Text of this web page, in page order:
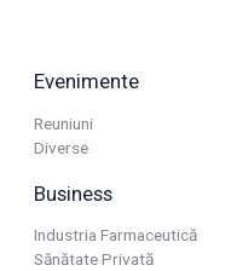
Evenimente
Reuniuni
Diverse
Business
Industria Farmaceutică
Sănătate Privată